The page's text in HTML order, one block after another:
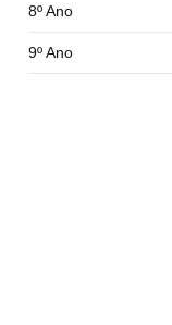
8º Ano
9º Ano